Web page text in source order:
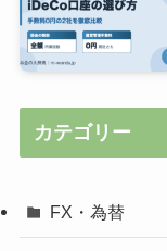
カテゴリー
FX・為替